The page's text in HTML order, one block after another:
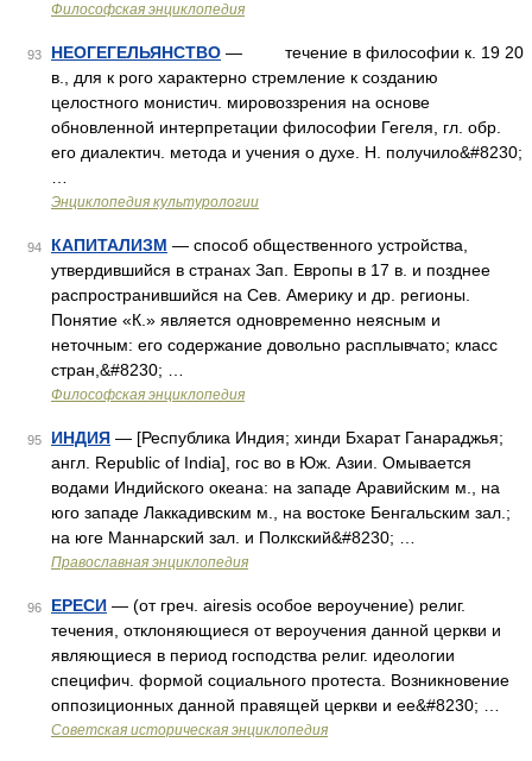
Философская энциклопедия
93 НЕОГЕГЕЛЬЯНСТВО — течение в философии к. 19 20
в., для к рого характерно стремление к созданию
целостного монистич. мировоззрения на основе
обновленной интерпретации философии Гегеля, гл. обр.
его диалектич. метода и учения о духе. Н. получило&#8230;
Энциклопедия культурологии
94 КАПИТАЛИЗМ — способ общественного устройства,
утвердившийся в странах Зап. Европы в 17 в. и позднее
распространившийся на Сев. Америку и др. регионы.
Понятие «К.» является одновременно неясным и
неточным: его содержание довольно расплывчато; класс
стран,&#8230; …
Философская энциклопедия
95 ИНДИЯ — [Республика Индия; хинди Бхарат Ганараджья;
англ. Republic of India], гос во в Юж. Азии. Омывается
водами Индийского океана: на западе Аравийским м., на
юго западе Лаккадивским м., на востоке Бенгальским зал.;
на юге Маннарский зал. и Полкский&#8230; …
Православная энциклопедия
96 ЕРЕСИ — (от греч. airesis особое вероучение) религ.
течения, отклоняющиеся от вероучения данной церкви и
являющиеся в период господства религ. идеологии
специфич. формой социального протеста. Возникновение
оппозиционных данной правящей церкви и ее&#8230; …
Советская историческая энциклопедия